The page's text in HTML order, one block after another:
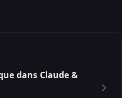
dans Claude &